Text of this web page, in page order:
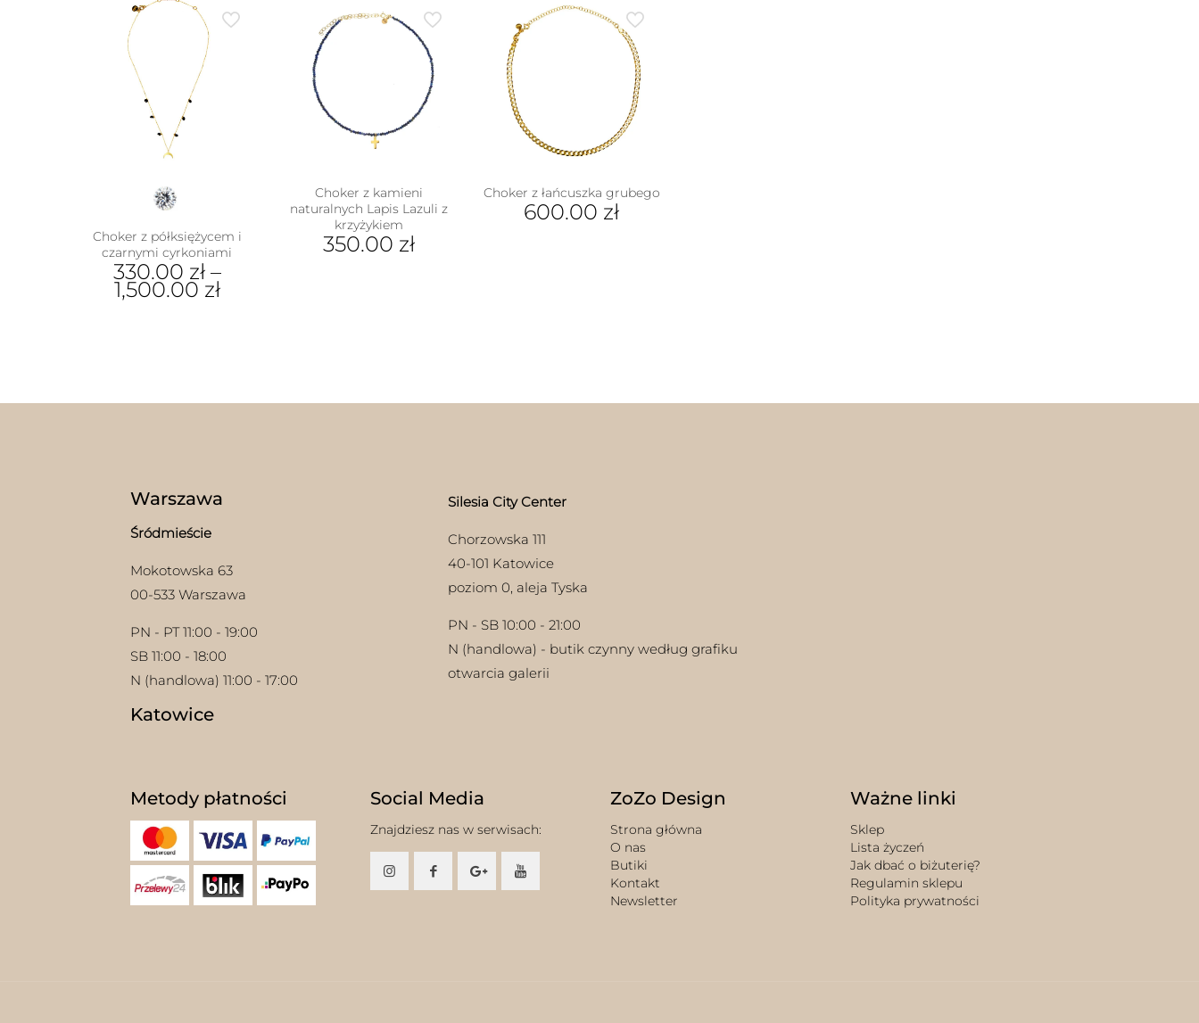
Choker z półksiężycem i
czarnymi cyrkoniami
330.00 zł–
1,500.00 zł
Opcje
produktu
Choker z kamieni
naturalnych Lapis Lazuli z
krzyżykiem
350.00 zł
Choker z łańcuszka grubego
600.00 zł
Warszawa
Śródmieście
Mokotowska 63
00-533 Warszawa
PN - PT 11:00 - 19:00
SB 11:00 - 18:00
N (handlowa) 11:00 - 17:00
Katowice
Silesia City Center
Chorzowska 111
40-101 Katowice
poziom 0, aleja Tyska
PN - SB 10:00 - 21:00
N (handlowa) - butik czynny według grafiku
otwarcia galerii
Metody płatności Social Media
Znajdziesz nas w serwisach:
ZoZo Design
Strona główna
O nas
Butiki
Kontakt
Newsletter
Ważne linki
Sklep
Lista życzeń
Jak dbać o biżuterię?
Regulamin sklepu
Polityka prywatności